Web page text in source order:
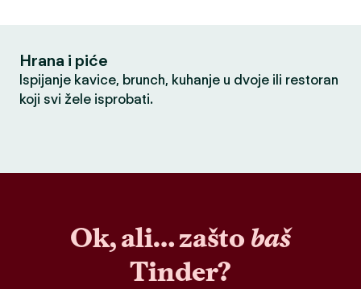
Hrana i piće
Ispijanje kavice, brunch, kuhanje u dvoje ili restoran
koji svi žele isprobati.
Ok, ali… zašto baš
Tinder?